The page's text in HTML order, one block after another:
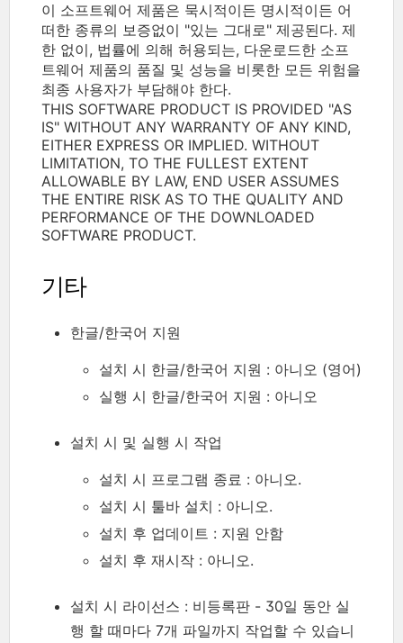
이 소프트웨어 제품은 묵시적이든 명시적이든 어
떠한 종류의 보증없이 "있는 그대로" 제공된다. 제
한 없이, 법률에 의해 허용되는, 다운로드한 소프
트웨어 제품의 품질 및 성능을 비롯한 모든 위험을
최종 사용자가 부담해야 한다.
THIS SOFTWARE PRODUCT IS PROVIDED "AS
IS" WITHOUT ANY WARRANTY OF ANY KIND,
EITHER EXPRESS OR IMPLIED. WITHOUT
LIMITATION, TO THE FULLEST EXTENT
ALLOWABLE BY LAW, END USER ASSUMES
THE ENTIRE RISK AS TO THE QUALITY AND
PERFORMANCE OF THE DOWNLOADED
SOFTWARE PRODUCT.
기타
한글/한국어 지원
설치 시 한글/한국어 지원 : 아니오 (영어)
실행 시 한글/한국어 지원 : 아니오
설치 시 및 실행 시 작업
설치 시 프로그램 종료 : 아니오.
설치 시 툴바 설치 : 아니오.
설치 후 업데이트 : 지원 안함
설치 후 재시작 : 아니오.
설치 시 라이선스 : 비등록판 - 30일 동안 실
행 할 때마다 7개 파일까지 작업할 수 있습니